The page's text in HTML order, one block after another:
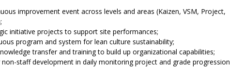
improvement event across levels and areas (Kaizen, VSM, Project,
initiative projects to support site performances;
program and system for lean culture sustainability;
transfer and training to build up organizational capabilities;
non-staff development in daily monitoring project and grade progression